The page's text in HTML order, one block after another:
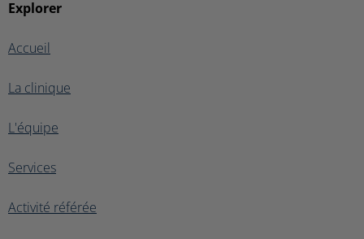
Explorer
Accueil
La clinique
L'équipe
Services
Activité référée